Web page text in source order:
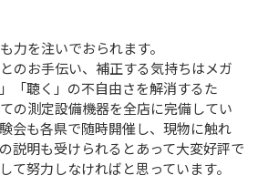
力を注いでおられます。
のお手伝い、補正する気持ちはメガ
「聴く」の不自由さを解消するた
の測定設備機器を全店に完備してい
会も各県で随時開催し、現物に触れ
説明も受けられるとあって大変好評で
て努力しなければと思っています。